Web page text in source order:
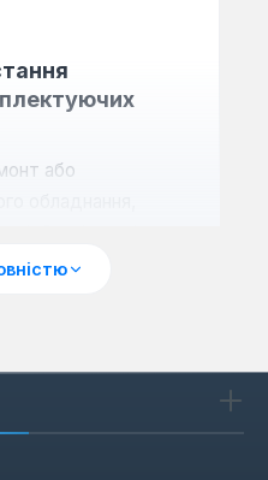
або
та
просто заміна